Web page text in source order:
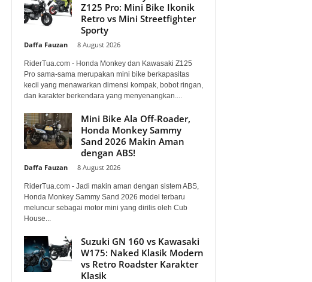
Z125 Pro: Mini Bike Ikonik
Retro vs Mini Streetfighter
Sporty
Daffa Fauzan 8 August 2026
RiderTua.com - Honda Monkey dan Kawasaki Z125
Pro sama-sama merupakan mini bike berkapasitas
kecil yang menawarkan dimensi kompak, bobot ringan,
dan karakter berkendara yang menyenangkan....
Mini Bike Ala Off-Roader,
Honda Monkey Sammy
Sand 2026 Makin Aman
dengan ABS!
Daffa Fauzan 8 August 2026
RiderTua.com - Jadi makin aman dengan sistem ABS,
Honda Monkey Sammy Sand 2026 model terbaru
meluncur sebagai motor mini yang dirilis oleh Cub
House...
Suzuki GN 160 vs Kawasaki
W175: Naked Klasik Modern
vs Retro Roadster Karakter
Klasik